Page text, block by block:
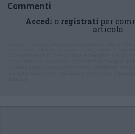
Commenti
Accedi o registrati per
articolo.